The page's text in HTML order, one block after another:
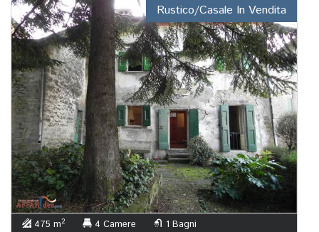
Rustico/Casale In Vendita
475 m2 4 Camere 1 Bagni